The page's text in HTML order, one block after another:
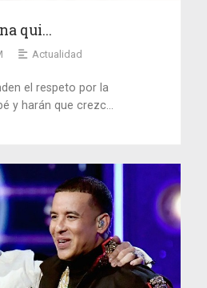
qui...
Actualidad
el respeto por la
y harán que crezc...